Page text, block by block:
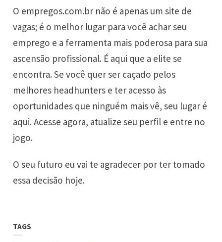
O empregos.com.br não é apenas um site de
vagas; é o melhor lugar para você achar seu
emprego e a ferramenta mais poderosa para sua
ascensão profissional. É aqui que a elite se
encontra. Se você quer ser caçado pelos
melhores headhunters e ter acesso às
oportunidades que ninguém mais vê, seu lugar é
aqui. Acesse agora, atualize seu perfil e entre no
jogo.
O seu futuro eu vai te agradecer por ter tomado
essa decisão hoje.
TAGS